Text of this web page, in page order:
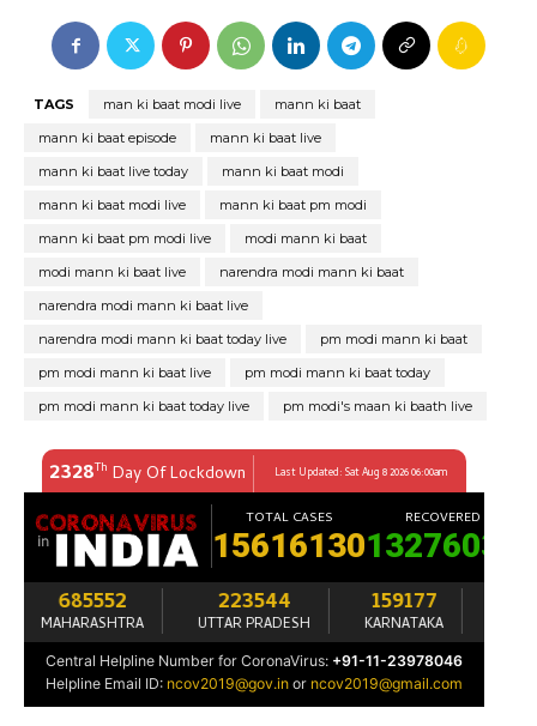
TAGS man ki baat modi live
mann ki baat
mann ki baat episode
mann ki baat live
mann ki baat live today
mann ki baat modi
mann ki baat modi live
mann ki baat pm modi
mann ki baat pm modi live
modi mann ki baat
modi mann ki baat live
narendra modi mann ki baat
narendra modi mann ki baat live
narendra modi mann ki baat today live
pm modi mann ki baat
pm modi mann ki baat live
pm modi mann ki baat today
pm modi mann ki baat today live
pm modi's maan ki baath live